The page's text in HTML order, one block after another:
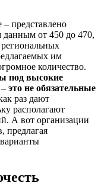
представлено
данным от 450 до 470,
им
количество.
под высокие
это не обязательные
раз дают
располагают
А вот организации
предлагая